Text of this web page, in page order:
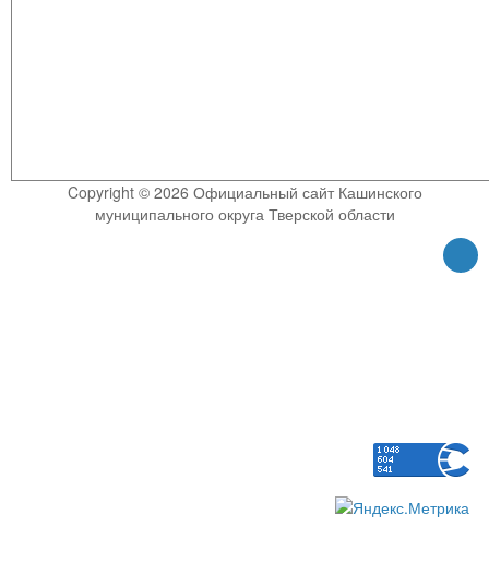
Copyright © 2026 Официальный сайт Кашинского
муниципального округа Тверской области